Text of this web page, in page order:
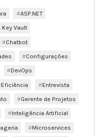
ASP.NET
Key Vault
Chatbot
Configurações
DevOps
Eficiência
Entrevista
Gerente de Projetos
Inteligência Artificial
Microservices